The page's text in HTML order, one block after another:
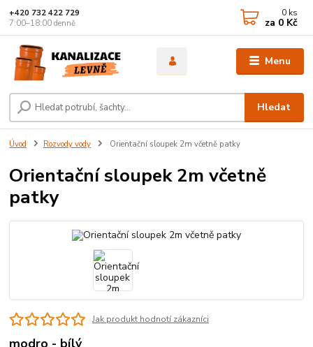
Menu
Hledat
+420 732 422 729
7:00–18:00 denně
0 ks
za 0 Kč
Úvod Rozvody vody Orientační sloupek 2m včetně patky
Orientační sloupek 2m včetně
patky
Jak produkt hodnotí zákazníci
modro - bílý